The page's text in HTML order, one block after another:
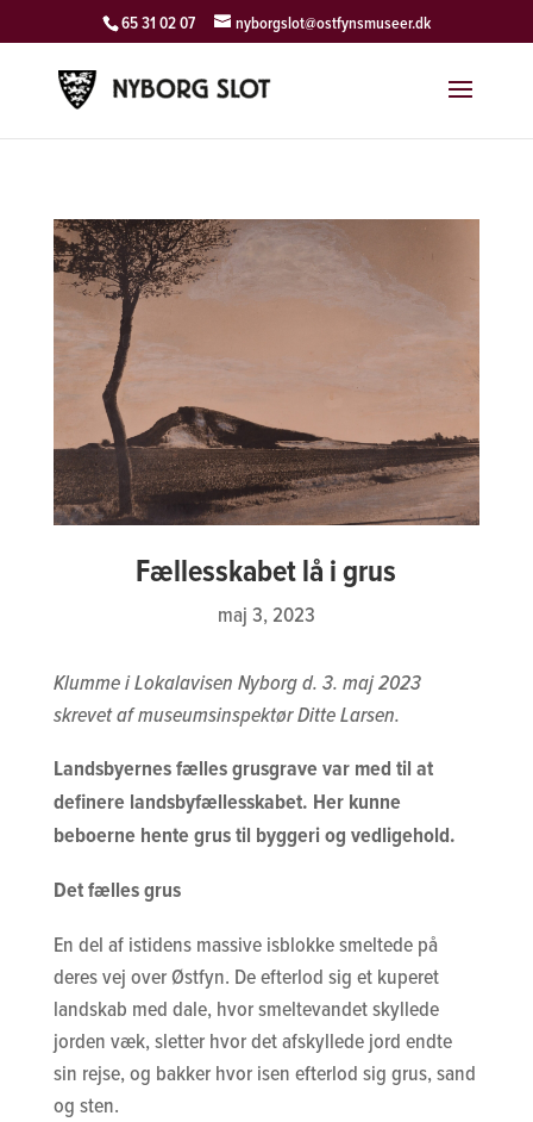
65 31 02 07 nyborgslot@ostfynsmuseer.dk
Fællesskabet lå i grus
maj 3, 2023
Klumme i Lokalavisen Nyborg d. 3. maj 2023
skrevet af museumsinspektør Ditte Larsen.
Landsbyernes fælles grusgrave var med til at
definere landsbyfællesskabet. Her kunne
beboerne hente grus til byggeri og vedligehold.
Det fælles grus
En del af istidens massive isblokke smeltede på
deres vej over Østfyn. De efterlod sig et kuperet
landskab med dale, hvor smeltevandet skyllede
jorden væk, sletter hvor det afskyllede jord endte
sin rejse, og bakker hvor isen efterlod sig grus, sand
og sten.